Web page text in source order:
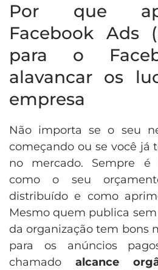
Por que
Facebook Ads
para o
alavancar os
empresa
Não importa se o seu
começando ou se você já
no mercado. Sempre é
como o seu
distribuído e como
Mesmo quem publica
da organização tem bons
para os anúncios
chamado alcance